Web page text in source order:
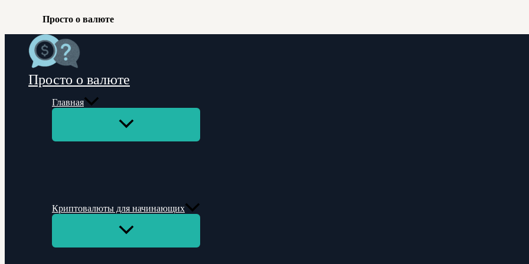
Просто о валюте
Перейти
содержимому
Просто о валюте
Главная
Переключатель
Криптовалюты для начинающих
Переключатель